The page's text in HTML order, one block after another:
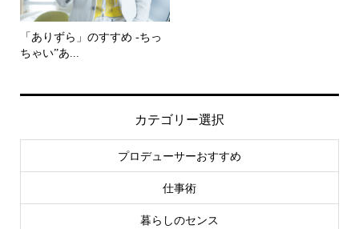
「ありずら」のすすめ -ちっ
ちゃい”あ...
カテゴリー選択
プロデューサーおすすめ
仕事術
暮らしのセンス